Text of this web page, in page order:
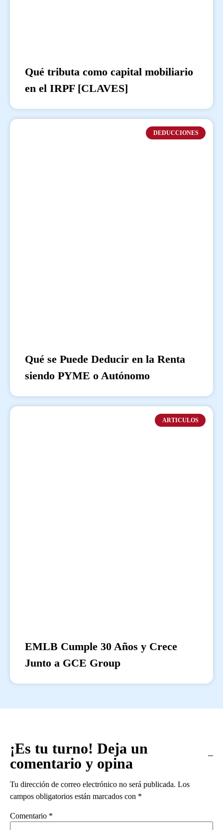
Qué tributa como capital mobiliario
en el IRPF [CLAVES]
DEDUCCIONES
Qué se Puede Deducir en la Renta
siendo PYME o Autónomo
ARTICULOS
EMLB Cumple 30 Años y Crece
Junto a GCE Group
¡Es tu turno! Deja un
comentario y opina
Tu dirección de correo electrónico no será publicada. Los
campos obligatorios están marcados con *
Comentario *